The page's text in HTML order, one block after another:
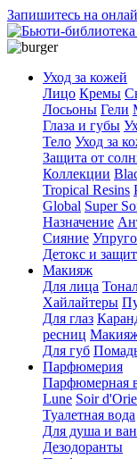
Запишитесь на
Уход за кожей
Лицо Кремы
Лосьоны Гели
Глаза и губы
Тело Уход за
Защита от
Коллекции
Tropical Resins
Global Super
Назначение
Сияние
Детокс и
Макияж
Для лица
Хайлайтеры
Для глаз
ресниц
Для губ
Парфюмерия
Парфюмерная
Lune Soir
Туалетная вода
Для душа и
Дезодоранты